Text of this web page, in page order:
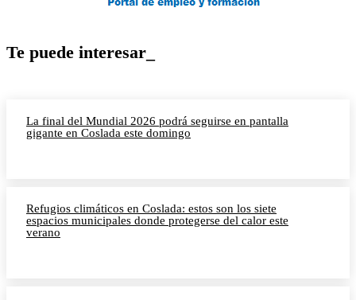
Te puede interesar_
La final del Mundial 2026 podrá seguirse en pantalla
gigante en Coslada este domingo
Refugios climáticos en Coslada: estos son los siete
espacios municipales donde protegerse del calor este
verano